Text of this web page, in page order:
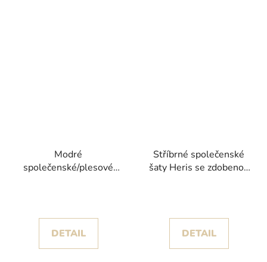
Modré
společenské/plesové
DETAIL
Stříbrné společenské
šaty Heris se zdobenou
DETAIL